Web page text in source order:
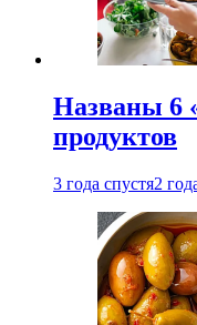
Названы 6
продуктов
3 года спустя2